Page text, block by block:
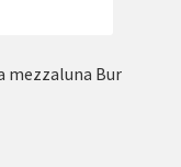
Bur